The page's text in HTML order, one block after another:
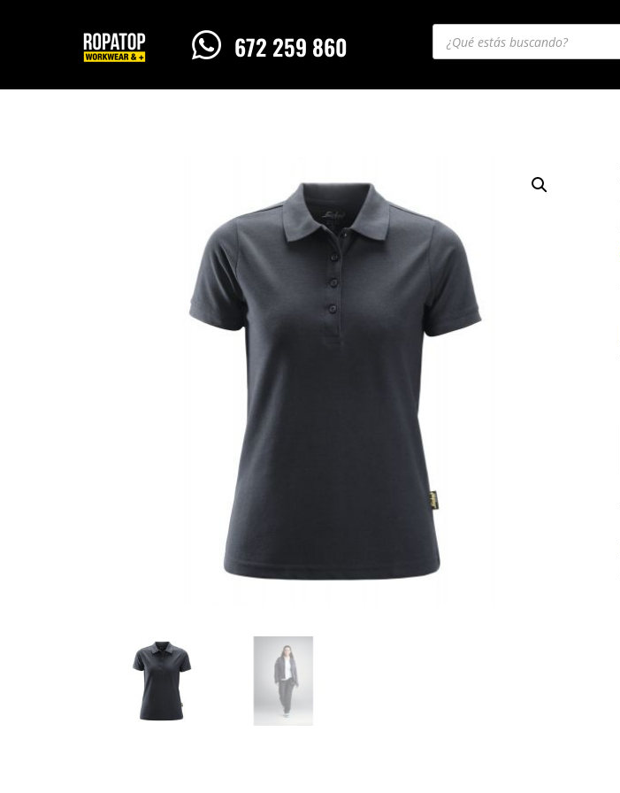
 672 259 860
Búsqueda
productos